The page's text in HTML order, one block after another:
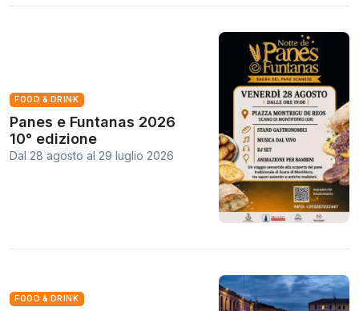
FOOD & DRINK
Panes e Funtanas 2026
10° edizione
Dal 28 agosto al 29 luglio 2026
FOOD & DRINK